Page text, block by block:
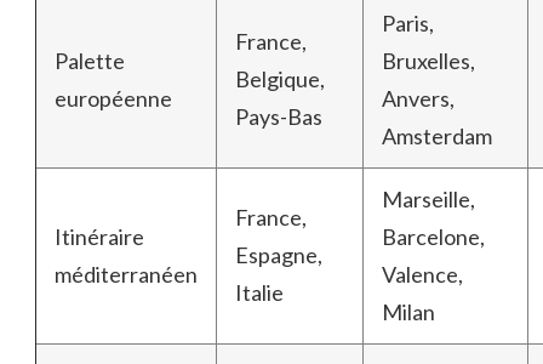
Palette
européenne
France,
Belgique,
Pays-Bas
Paris,
Bruxelles,
Anvers,
Amsterdam
Itinéraire
méditerranéen
France,
Espagne,
Italie
Marseille,
Barcelone,
Valence,
Milan